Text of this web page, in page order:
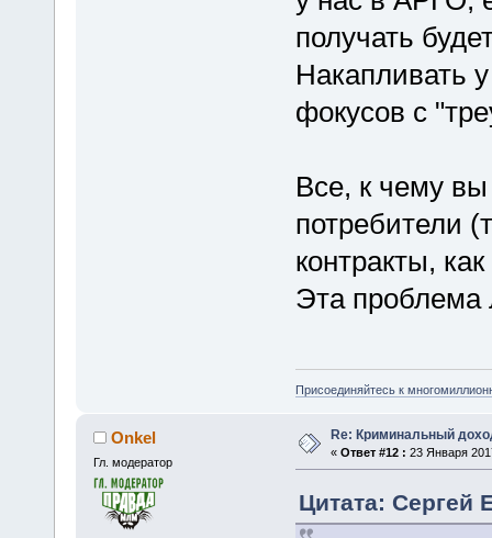
получать
Накапливать
фокусов с
Все, к чему вы
потребители
контракты,
Эта проблема
Присоединяйтесь к
Onkel
Гл. модератор
Re: Криминальный
« Ответ #12 : 23 Января
Цитата: Сергей